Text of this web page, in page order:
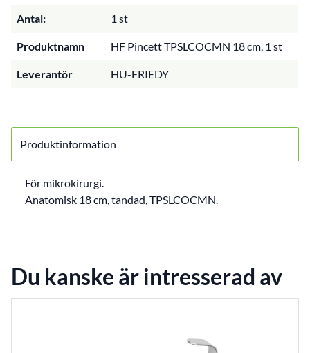
Antal: 1 st
Produktnamn HF Pincett TPSLCOCMN 18 cm, 1 st
Leverantör HU-FRIEDY
Produktinformation
För mikrokirurgi.
Anatomisk 18 cm, tandad, TPSLCOCMN.
Du kanske är intresserad av